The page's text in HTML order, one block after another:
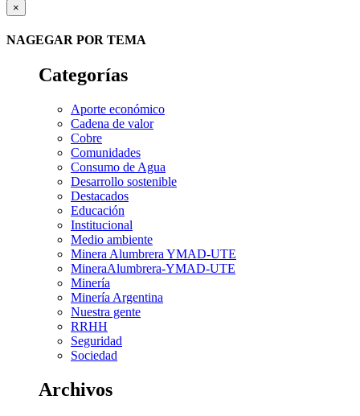
×
NAGEGAR POR TEMA
Categorías
Aporte económico
Cadena de valor
Cobre
Comunidades
Consumo de Agua
Desarrollo sostenible
Destacados
Educación
Institucional
Medio ambiente
Minera Alumbrera YMAD-UTE
MineraAlumbrera-YMAD-UTE
Minería
Minería Argentina
Nuestra gente
RRHH
Seguridad
Sociedad
Archivos